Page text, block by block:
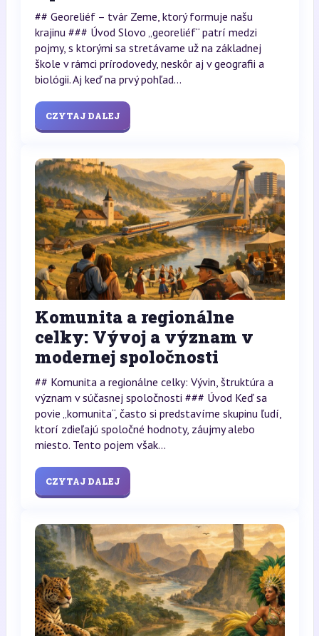
## Georeliéf – tvár Zeme, ktorý formuje našu
krajinu ### Úvod Slovo „georeliéf“ patrí medzi
pojmy, s ktorými sa stretávame už na základnej
škole v rámci prírodovedy, neskôr aj v geografii a
biológii. Aj keď na prvý pohľad...
CZYTAJ DALEJ
Komunita a regionálne
celky: Vývoj a význam v
modernej spoločnosti
## Komunita a regionálne celky: Vývin, štruktúra a
význam v súčasnej spoločnosti ### Úvod Keď sa
povie „komunita“, často si predstavíme skupinu ľudí,
ktorí zdieľajú spoločné hodnoty, záujmy alebo
miesto. Tento pojem však...
CZYTAJ DALEJ